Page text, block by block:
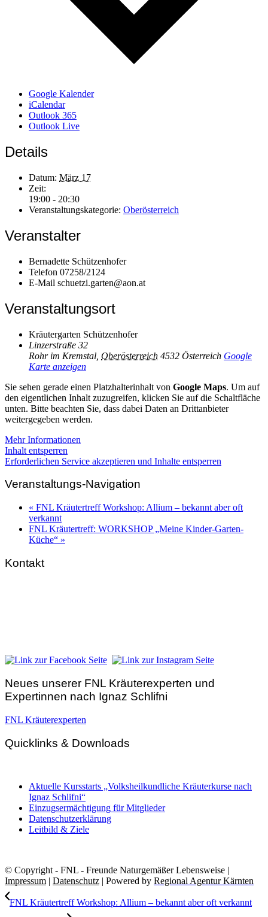
Google Kalender
iCalendar
Outlook 365
Outlook Live
Details
Datum: März 17
Zeit:
19:00 - 20:30
Veranstaltungskategorie: Oberösterreich
Veranstalter
Bernadette Schützenhofer
Telefon 07258/2124
E-Mail schuetzi.garten@aon.at
Veranstaltungsort
Kräutergarten Schützenhofer
Linzerstraße 32
Rohr im Kremstal Oberösterreich 4532 Österreich Google
Karte anzeigen
Sie sehen gerade einen Platzhalterinhalt von Google Maps. Um auf
den eigentlichen Inhalt zuzugreifen, klicken Sie auf die Schaltfläche
unten. Bitte beachten Sie, dass dabei Daten an Drittanbieter
weitergegeben werden.
Mehr Informationen
Inhalt entsperren
Erforderlichen Service akzeptieren und Inhalte entsperren
Veranstaltungs-Navigation
« FNL Kräutertreff Workshop: Allium – bekannt aber oft
verkannt
FNL Kräutertreff: WORKSHOP „Meine Kinder-Garten-
Küche“ »
Kontakt
Neues unserer FNL Kräuterexperten und
Expertinnen nach Ignaz Schlifni
FNL Kräuterexperten
Quicklinks & Downloads
Aktuelle Kursstarts „Volksheilkundliche Kräuterkurse nach
Ignaz Schlifni“
Einzugsermächtigung für Mitglieder
Datenschutzerklärung
Leitbild & Ziele
© Copyright - FNL - Freunde Naturgemäßer Lebensweise |
Impressum | Datenschutz | Powered by Regional Agentur Kärnten
FNL Kräutertreff Workshop: Allium – bekannt aber oft verkannt